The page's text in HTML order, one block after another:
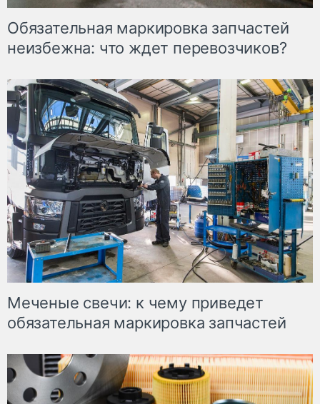
Обязательная маркировка запчастей
неизбежна: что ждет перевозчиков?
Меченые свечи: к чему приведет
обязательная маркировка запчастей